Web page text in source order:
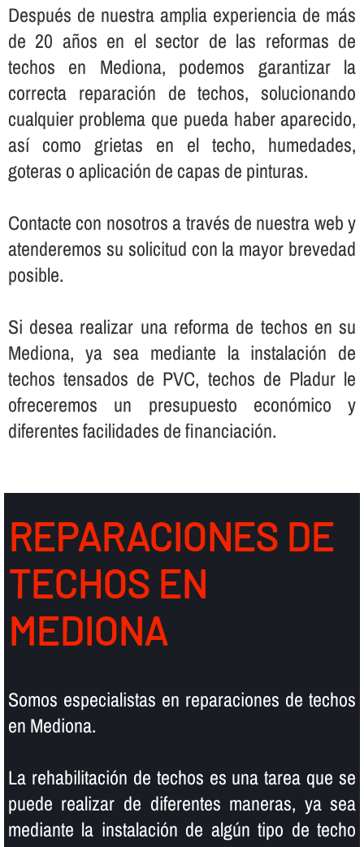
Después de nuestra amplia experiencia de más
de 20 años en el sector de las reformas de
techos en Mediona, podemos garantizar la
correcta reparación de techos, solucionando
cualquier problema que pueda haber aparecido,
así­ como grietas en el techo, humedades,
goteras o aplicación de capas de pinturas.
Contacte con nosotros a través de nuestra web y
atenderemos su solicitud con la mayor brevedad
posible.
Si desea realizar una reforma de techos en su
Mediona, ya sea mediante la instalación de
techos tensados de PVC, techos de Pladur le
ofreceremos un presupuesto económico y
diferentes facilidades de financiación.
REPARACIONES DE
TECHOS EN
MEDIONA
Somos especialistas en reparaciones de techos
en Mediona.
La rehabilitación de techos es una tarea que se
puede realizar de diferentes maneras, ya sea
mediante la instalación de algún tipo de techo